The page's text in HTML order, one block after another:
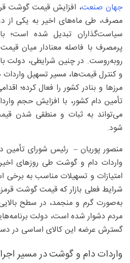
جهان صنعت، افزایش قیمت گوشت
مصرف، طی ماه‌های اخیر به یکی از
سیاست‌گذاران تبدیل شده است؛
پرمصرف با فاصله معنادار میان
روبه‌روست. در چنین شرایطی،
و کنترل قیمت‌ها، مسیر تسهیل
مرزها و بنادر کشور را فعال کرده؛
تأمین دام کشور، با افزایش حجم
می‌تواند به ثبات و منطقی شدن
شود.
منصور پوریان – رئیس شورای تأمین
واردات دام و گوشت طی روزهای
امتیازات و تسهیلات مناسب به برخی
شرایط فعلی بازار که قیمت گوشت
به‌صورت گرم و منجمد، در سطح
مردم دشوار شده است، دولت
گسترش عرضه این کالای اساسی در
واردات دام و گوشت در مسیر اجرا